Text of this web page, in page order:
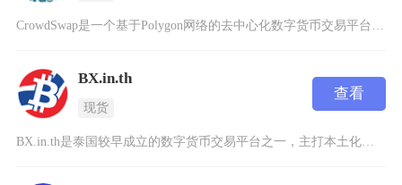
BX.in.th
现货
查看
BX.in.th是泰国较早成立的数字货币交易平台之一，主打本土化服务，支持泰铢与主流数字货